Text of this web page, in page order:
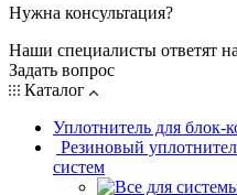
Нужна консультация?
Наши специалисты ответят
Задать вопрос
Каталог
Уплотнитель для блок-
Резиновый
систем